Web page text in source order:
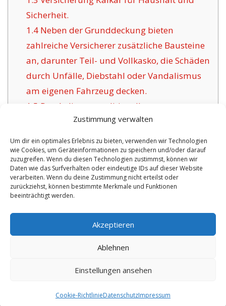
Zustimmung verwalten
Um dir ein optimales Erlebnis zu bieten, verwenden wir Technologien
wie Cookies, um Geräteinformationen zu speichern und/oder darauf
zuzugreifen. Wenn du diesen Technologien zustimmst, können wir
Daten wie das Surfverhalten oder eindeutige IDs auf dieser Website
verarbeiten. Wenn du deine Zustimmung nicht erteilst oder
zurückziehst, können bestimmte Merkmale und Funktionen
beeinträchtigt werden.
Akzeptieren
Ablehnen
Einstellungen ansehen
Cookie-RichtlinieDatenschutzImpressum
Sicherheit.
1.4Neben der Grunddeckung bieten
zahlreiche Versicherer zusätzliche Bausteine
an, darunter Teil- und Vollkasko, die Schäden
durch Unfälle, Diebstahl oder Vandalismus
am eigenen Fahrzeug decken.
1.5 Das Anliegen traditioneller
Versicherungsunternehmen für Kalkar:
1.6
Vorteile der angebotenen Versicherung in
Kalkar:
1.6.1Zeitgemäße Wahlmöglichkeiten und
Versicherungszertifikat:
No tags for this post.
Copyright 2026 by digi-versicherung.de - Versicherung in der Nähe |
8.8.2026